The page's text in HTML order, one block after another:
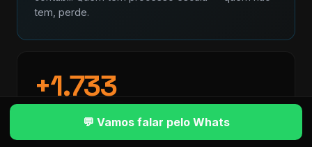
tem, perde.
+1.733
Abertas nos últimos 12 meses
💬 Vamos falar pelo Whats